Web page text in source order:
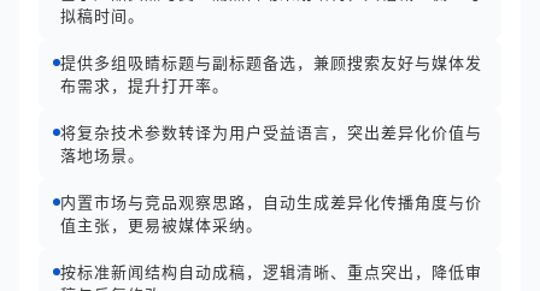
拟稿时间。
提供多组吸睛标题与副标题备选，兼顾搜索友好与媒体发
布需求，提升打开率。
将复杂技术参数转译为用户受益语言，突出差异化价值与
落地场景。
内置市场与竞品观察思路，自动生成差异化传播角度与价
值主张，更易被媒体采纳。
按标准新闻结构自动成稿，逻辑清晰、重点突出，降低审